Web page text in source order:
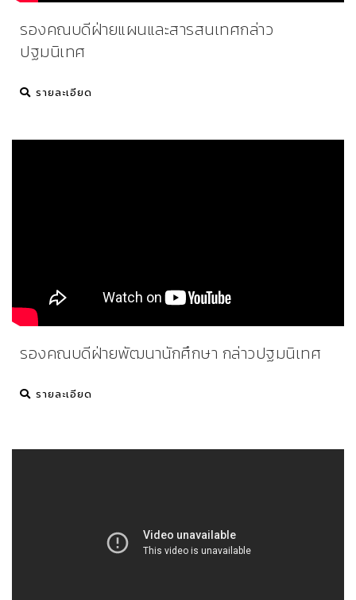
รองคณบดีฝ่ายแผนและสารสนเทศกล่าว
ปฐมนิเทศ
รายละเอียด
รองคณบดีฝ่ายพัฒนานักศึกษา กล่าวปฐมนิเทศ
รายละเอียด